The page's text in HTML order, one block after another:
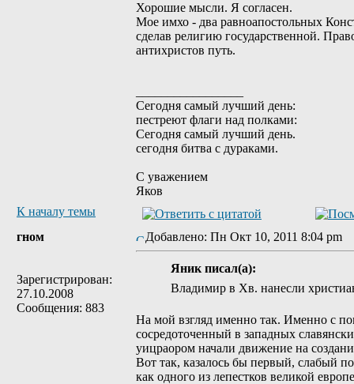
Хорошие мысли. Я согласен.
Мое имхо - два равноапостольных
сделав религию государственной.
антихристов путь.
Сегодня самый лучший день:
пестреют флаги над полками:
Сегодня самый лучший день.
сегодня битва с дураками.
С уважением
Яков
К началу темы
гном
Зарегистрирован:
27.10.2008
Сообщения: 883
Добавлено: Пн Окт 10, 2011 8:04 pm
Яник писал(а):
Владимир в Хв. нанесли
На мой взгляд именно так. Именно с
сосредоточенный в западных
уицраором начали движение на
Вот так, казалось бы первый, слабый
как одного из лепестков великой